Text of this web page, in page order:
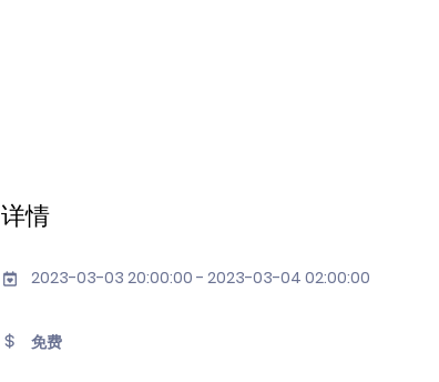
详情
2023-03-03 20:00:00 - 2023-03-04 02:00:00
免费